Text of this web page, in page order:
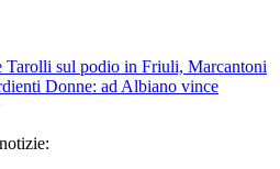
Tarolli sul podio in Friuli, Marcantoni
Donne: ad Albiano vince